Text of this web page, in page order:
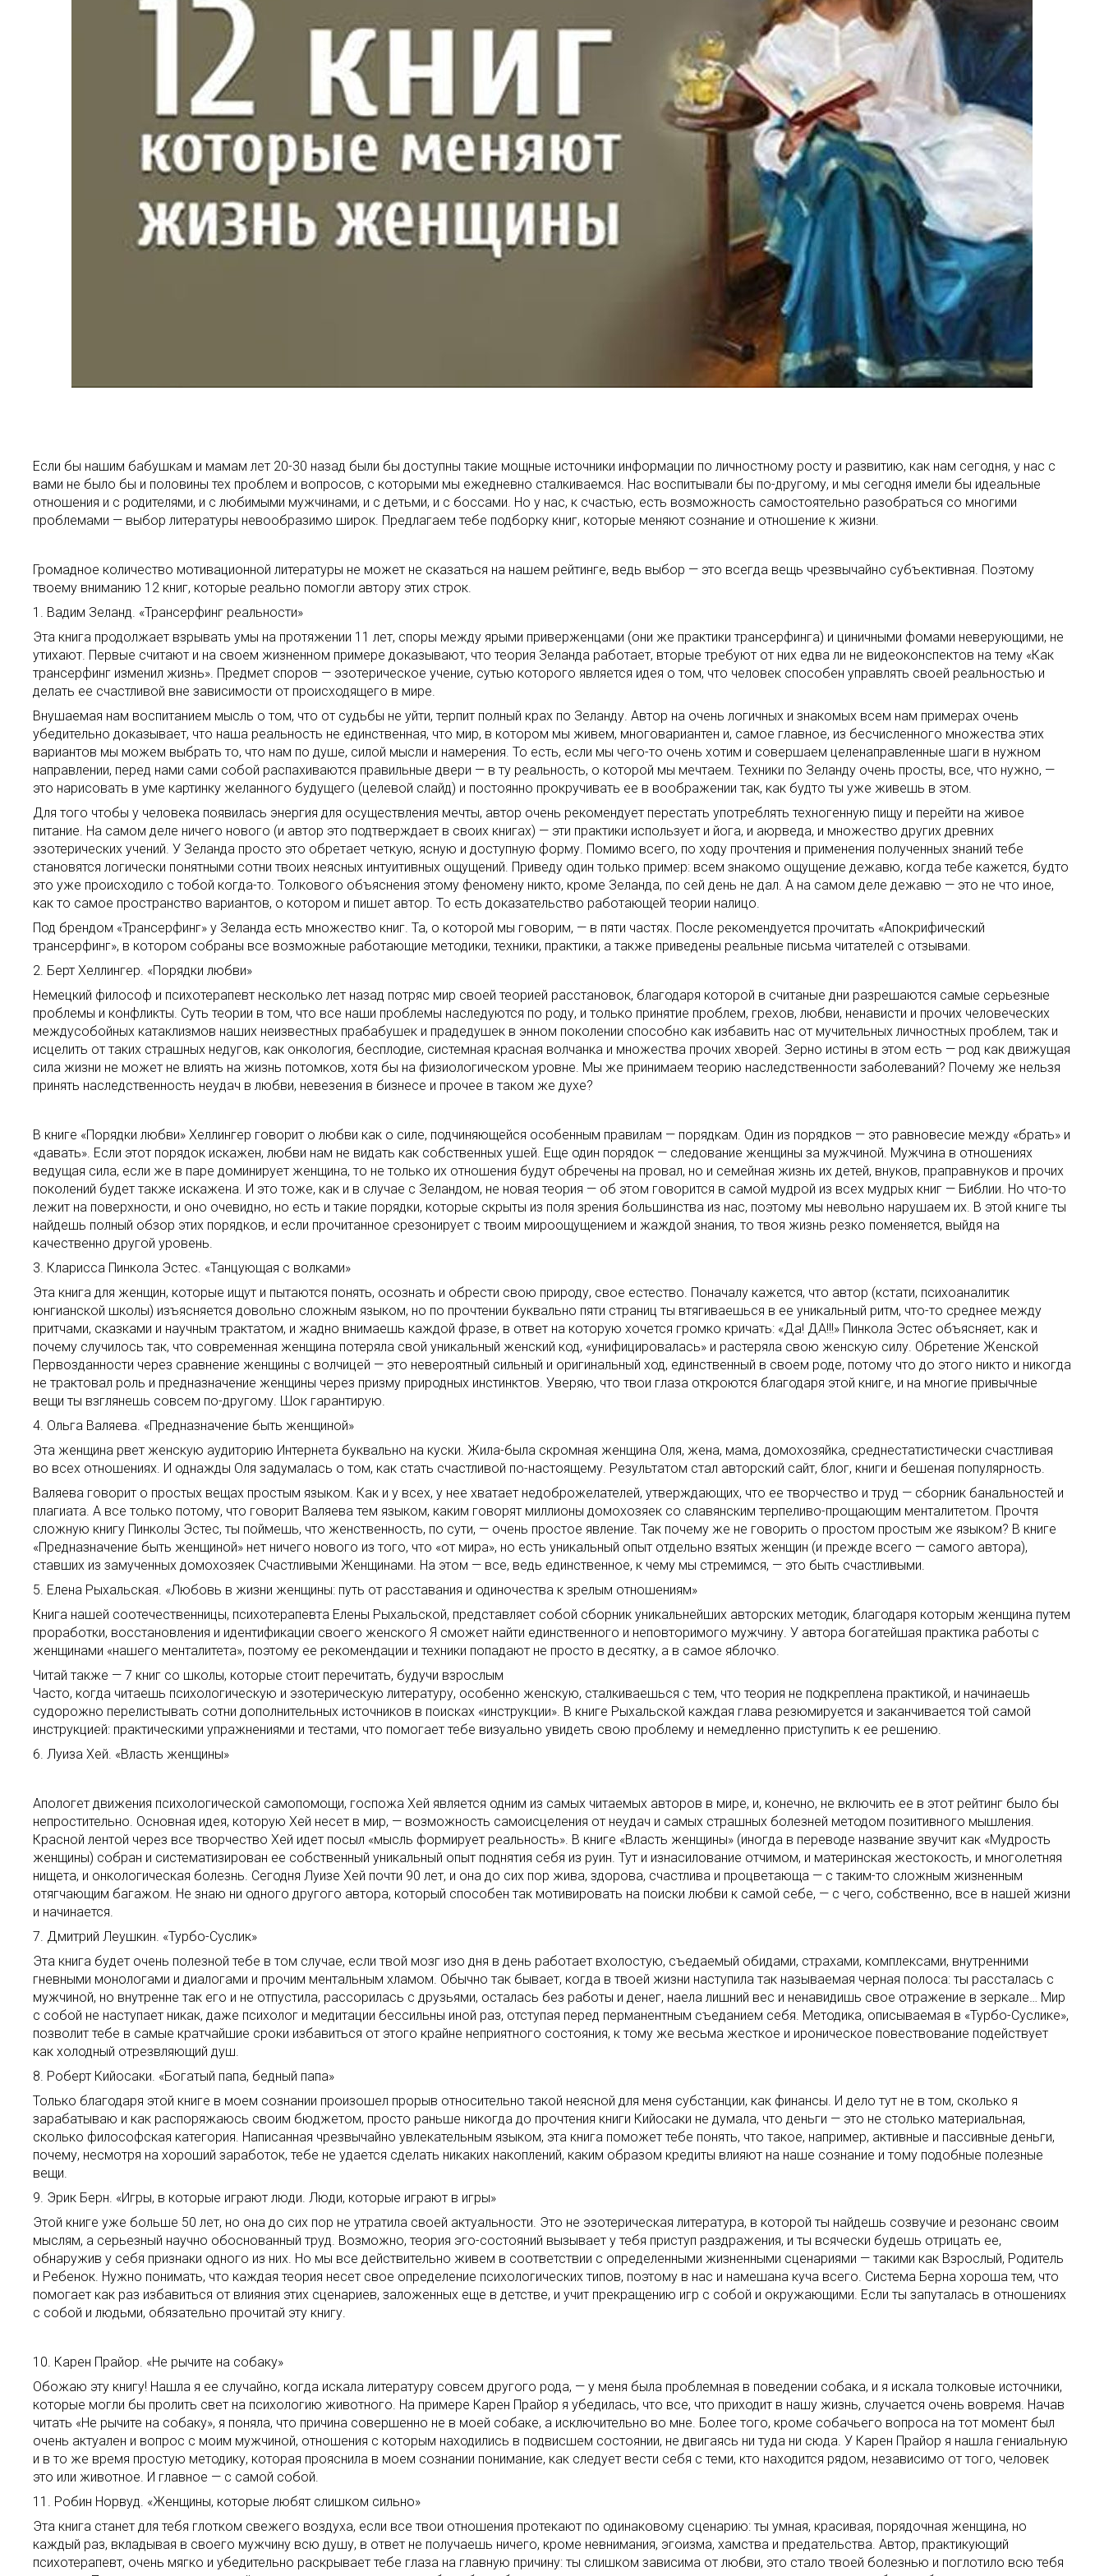
Если бы нашим бабушкам и мамам лет 20-30 назад были бы доступны такие мощные источники информации по личностному росту и развитию, как нам сегодня, у нас с
вами не было бы и половины тех проблем и вопросов, с которыми мы ежедневно сталкиваемся. Нас воспитывали бы по-другому, и мы сегодня имели бы идеальные
отношения и с родителями, и с любимыми мужчинами, и с детьми, и с боссами. Но у нас, к счастью, есть возможность самостоятельно разобраться со многими
проблемами — выбор литературы невообразимо широк. Предлагаем тебе подборку книг, которые меняют сознание и отношение к жизни.
Громадное количество мотивационной литературы не может не сказаться на нашем рейтинге, ведь выбор — это всегда вещь чрезвычайно субъективная. Поэтому
твоему вниманию 12 книг, которые реально помогли автору этих строк.
1. Вадим Зеланд. «Трансерфинг реальности»
Эта книга продолжает взрывать умы на протяжении 11 лет, споры между ярыми приверженцами (они же практики трансерфинга) и циничными фомами неверующими, не
утихают. Первые считают и на своем жизненном примере доказывают, что теория Зеланда работает, вторые требуют от них едва ли не видеоконспектов на тему «Как
трансерфинг изменил жизнь». Предмет споров — эзотерическое учение, сутью которого является идея о том, что человек способен управлять своей реальностью и
делать ее счастливой вне зависимости от происходящего в мире.
Внушаемая нам воспитанием мысль о том, что от судьбы не уйти, терпит полный крах по Зеланду. Автор на очень логичных и знакомых всем нам примерах очень
убедительно доказывает, что наша реальность не единственная, что мир, в котором мы живем, многовариантен и, самое главное, из бесчисленного множества этих
вариантов мы можем выбрать то, что нам по душе, силой мысли и намерения. То есть, если мы чего-то очень хотим и совершаем целенаправленные шаги в нужном
направлении, перед нами сами собой распахиваются правильные двери — в ту реальность, о которой мы мечтаем. Техники по Зеланду очень просты, все, что нужно, —
это нарисовать в уме картинку желанного будущего (целевой слайд) и постоянно прокручивать ее в воображении так, как будто ты уже живешь в этом.
Для того чтобы у человека появилась энергия для осуществления мечты, автор очень рекомендует перестать употреблять техногенную пищу и перейти на живое
питание. На самом деле ничего нового (и автор это подтверждает в своих книгах) — эти практики использует и йога, и аюрведа, и множество других древних
эзотерических учений. У Зеланда просто это обретает четкую, ясную и доступную форму. Помимо всего, по ходу прочтения и применения полученных знаний тебе
становятся логически понятными сотни твоих неясных интуитивных ощущений. Приведу один только пример: всем знакомо ощущение дежавю, когда тебе кажется, будто
это уже происходило с тобой когда-то. Толкового объяснения этому феномену никто, кроме Зеланда, по сей день не дал. А на самом деле дежавю — это не что иное,
как то самое пространство вариантов, о котором и пишет автор. То есть доказательство работающей теории налицо.
Под брендом «Трансерфинг» у Зеланда есть множество книг. Та, о которой мы говорим, — в пяти частях. После рекомендуется прочитать «Апокрифический
трансерфинг», в котором собраны все возможные работающие методики, техники, практики, а также приведены реальные письма читателей с отзывами.
2. Берт Хеллингер. «Порядки любви»
Немецкий философ и психотерапевт несколько лет назад потряс мир своей теорией расстановок, благодаря которой в считаные дни разрешаются самые серьезные
проблемы и конфликты. Суть теории в том, что все наши проблемы наследуются по роду, и только принятие проблем, грехов, любви, ненависти и прочих человеческих
междусобойных катаклизмов наших неизвестных прабабушек и прадедушек в энном поколении способно как избавить нас от мучительных личностных проблем, так и
исцелить от таких страшных недугов, как онкология, бесплодие, системная красная волчанка и множества прочих хворей. Зерно истины в этом есть — род как движущая
сила жизни не может не влиять на жизнь потомков, хотя бы на физиологическом уровне. Мы же принимаем теорию наследственности заболеваний? Почему же нельзя
принять наследственность неудач в любви, невезения в бизнесе и прочее в таком же духе?
В книге «Порядки любви» Хеллингер говорит о любви как о силе, подчиняющейся особенным правилам — порядкам. Один из порядков — это равновесие между «брать» и
«давать». Если этот порядок искажен, любви нам не видать как собственных ушей. Еще один порядок — следование женщины за мужчиной. Мужчина в отношениях
ведущая сила, если же в паре доминирует женщина, то не только их отношения будут обречены на провал, но и семейная жизнь их детей, внуков, праправнуков и прочих
поколений будет также искажена. И это тоже, как и в случае с Зеландом, не новая теория — об этом говорится в самой мудрой из всех мудрых книг — Библии. Но что-то
лежит на поверхности, и оно очевидно, но есть и такие порядки, которые скрыты из поля зрения большинства из нас, поэтому мы невольно нарушаем их. В этой книге ты
найдешь полный обзор этих порядков, и если прочитанное срезонирует с твоим мироощущением и жаждой знания, то твоя жизнь резко поменяется, выйдя на
качественно другой уровень.
3. Кларисса Пинкола Эстес. «Танцующая с волками»
Эта книга для женщин, которые ищут и пытаются понять, осознать и обрести свою природу, свое естество. Поначалу кажется, что автор (кстати, психоаналитик
юнгианской школы) изъясняется довольно сложным языком, но по прочтении буквально пяти страниц ты втягиваешься в ее уникальный ритм, что-то среднее между
притчами, сказками и научным трактатом, и жадно внимаешь каждой фразе, в ответ на которую хочется громко кричать: «Да! ДА!!!» Пинкола Эстес объясняет, как и
почему случилось так, что современная женщина потеряла свой уникальный женский код, «унифицировалась» и растеряла свою женскую силу. Обретение Женской
Первозданности через сравнение женщины с волчицей — это невероятный сильный и оригинальный ход, единственный в своем роде, потому что до этого никто и никогда
не трактовал роль и предназначение женщины через призму природных инстинктов. Уверяю, что твои глаза откроются благодаря этой книге, и на многие привычные
вещи ты взглянешь совсем по-другому. Шок гарантирую.
4. Ольга Валяева. «Предназначение быть женщиной»
Эта женщина рвет женскую аудиторию Интернета буквально на куски. Жила-была скромная женщина Оля, жена, мама, домохозяйка, среднестатистически счастливая
во всех отношениях. И однажды Оля задумалась о том, как стать счастливой по-настоящему. Результатом стал авторский сайт, блог, книги и бешеная популярность.
Валяева говорит о простых вещах простым языком. Как и у всех, у нее хватает недоброжелателей, утверждающих, что ее творчество и труд — сборник банальностей и
плагиата. А все только потому, что говорит Валяева тем языком, каким говорят миллионы домохозяек со славянским терпеливо-прощающим менталитетом. Прочтя
сложную книгу Пинколы Эстес, ты поймешь, что женственность, по сути, — очень простое явление. Так почему же не говорить о простом простым же языком? В книге
«Предназначение быть женщиной» нет ничего нового из того, что «от мира», но есть уникальный опыт отдельно взятых женщин (и прежде всего — самого автора),
ставших из замученных домохозяек Счастливыми Женщинами. На этом — все, ведь единственное, к чему мы стремимся, — это быть счастливыми.
5. Елена Рыхальская. «Любовь в жизни женщины: путь от расставания и одиночества к зрелым отношениям»
Книга нашей соотечественницы, психотерапевта Елены Рыхальской, представляет собой сборник уникальнейших авторских методик, благодаря которым женщина путем
проработки, восстановления и идентификации своего женского Я сможет найти единственного и неповторимого мужчину. У автора богатейшая практика работы с
женщинами «нашего менталитета», поэтому ее рекомендации и техники попадают не просто в десятку, а в самое яблочко.
Читай также — 7 книг со школы, которые стоит перечитать, будучи взрослым
Часто, когда читаешь психологическую и эзотерическую литературу, особенно женскую, сталкиваешься с тем, что теория не подкреплена практикой, и начинаешь
судорожно перелистывать сотни дополнительных источников в поисках «инструкции». В книге Рыхальской каждая глава резюмируется и заканчивается той самой
инструкцией: практическими упражнениями и тестами, что помогает тебе визуально увидеть свою проблему и немедленно приступить к ее решению.
6. Луиза Хей. «Власть женщины»
Апологет движения психологической самопомощи, госпожа Хей является одним из самых читаемых авторов в мире, и, конечно, не включить ее в этот рейтинг было бы
непростительно. Основная идея, которую Хей несет в мир, — возможность самоисцеления от неудач и самых страшных болезней методом позитивного мышления.
Красной лентой через все творчество Хей идет посыл «мысль формирует реальность». В книге «Власть женщины» (иногда в переводе название звучит как «Мудрость
женщины) собран и систематизирован ее собственный уникальный опыт поднятия себя из руин. Тут и изнасилование отчимом, и материнская жестокость, и многолетняя
нищета, и онкологическая болезнь. Сегодня Луизе Хей почти 90 лет, и она до сих пор жива, здорова, счастлива и процветающа — с таким-то сложным жизненным
отягчающим багажом. Не знаю ни одного другого автора, который способен так мотивировать на поиски любви к самой себе, — с чего, собственно, все в нашей жизни
и начинается.
7. Дмитрий Леушкин. «Турбо-Суслик»
Эта книга будет очень полезной тебе в том случае, если твой мозг изо дня в день работает вхолостую, съедаемый обидами, страхами, комплексами, внутренними
гневными монологами и диалогами и прочим ментальным хламом. Обычно так бывает, когда в твоей жизни наступила так называемая черная полоса: ты рассталась с
мужчиной, но внутренне так его и не отпустила, рассорилась с друзьями, осталась без работы и денег, наела лишний вес и ненавидишь свое отражение в зеркале… Мир
с собой не наступает никак, даже психолог и медитации бессильны иной раз, отступая перед перманентным съеданием себя. Методика, описываемая в «Турбо-Суслике»,
позволит тебе в самые кратчайшие сроки избавиться от этого крайне неприятного состояния, к тому же весьма жесткое и ироническое повествование подействует
как холодный отрезвляющий душ.
8. Роберт Кийосаки. «Богатый папа, бедный папа»
Только благодаря этой книге в моем сознании произошел прорыв относительно такой неясной для меня субстанции, как финансы. И дело тут не в том, сколько я
зарабатываю и как распоряжаюсь своим бюджетом, просто раньше никогда до прочтения книги Кийосаки не думала, что деньги — это не столько материальная,
сколько философская категория. Написанная чрезвычайно увлекательным языком, эта книга поможет тебе понять, что такое, например, активные и пассивные деньги,
почему, несмотря на хороший заработок, тебе не удается сделать никаких накоплений, каким образом кредиты влияют на наше сознание и тому подобные полезные
вещи.
9. Эрик Берн. «Игры, в которые играют люди. Люди, которые играют в игры»
Этой книге уже больше 50 лет, но она до сих пор не утратила своей актуальности. Это не эзотерическая литература, в которой ты найдешь созвучие и резонанс своим
мыслям, а серьезный научно обоснованный труд. Возможно, теория эго-состояний вызывает у тебя приступ раздражения, и ты всячески будешь отрицать ее,
обнаружив у себя признаки одного из них. Но мы все действительно живем в соответствии с определенными жизненными сценариями — такими как Взрослый, Родитель
и Ребенок. Нужно понимать, что каждая теория несет свое определение психологических типов, поэтому в нас и намешана куча всего. Система Берна хороша тем, что
помогает как раз избавиться от влияния этих сценариев, заложенных еще в детстве, и учит прекращению игр с собой и окружающими. Если ты запуталась в отношениях
с собой и людьми, обязательно прочитай эту книгу.
10. Карен Прайор. «Не рычите на собаку»
Обожаю эту книгу! Нашла я ее случайно, когда искала литературу совсем другого рода, — у меня была проблемная в поведении собака, и я искала толковые источники,
которые могли бы пролить свет на психологию животного. На примере Карен Прайор я убедилась, что все, что приходит в нашу жизнь, случается очень вовремя. Начав
читать «Не рычите на собаку», я поняла, что причина совершенно не в моей собаке, а исключительно во мне. Более того, кроме собачьего вопроса на тот момент был
очень актуален и вопрос с моим мужчиной, отношения с которым находились в подвисшем состоянии, не двигаясь ни туда ни сюда. У Карен Прайор я нашла гениальную
и в то же время простую методику, которая прояснила в моем сознании понимание, как следует вести себя с теми, кто находится рядом, независимо от того, человек
это или животное. И главное — с самой собой.
11. Робин Норвуд. «Женщины, которые любят слишком сильно»
Эта книга станет для тебя глотком свежего воздуха, если все твои отношения протекают по одинаковому сценарию: ты умная, красивая, порядочная женщина, но
каждый раз, вкладывая в своего мужчину всю душу, в ответ не получаешь ничего, кроме невнимания, эгоизма, хамства и предательства. Автор, практикующий
психотерапевт, очень мягко и убедительно раскрывает тебе глаза на главную причину: ты слишком зависима от любви, это стало твоей болезнью и поглотило всю тебя